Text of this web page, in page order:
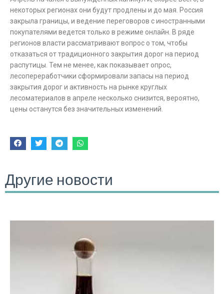
некоторых регионах они будут продлены и до мая. Россия
закрыла границы, и ведение переговоров с иностранными
покупателями ведется только в режиме онлайн. В ряде
регионов власти рассматривают вопрос о том, чтобы
отказаться от традиционного закрытия дорог на период
распутицы. Тем не менее, как показывает опрос,
лесопереработчики сформировали запасы на период
закрытия дорог и активность на рынке круглых
лесоматериалов в апреле несколько снизится, вероятно,
цены останутся без значительных изменений.
Другие новости